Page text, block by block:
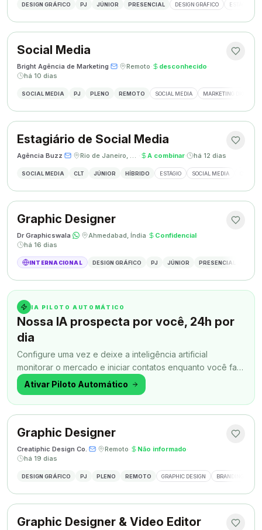
DESIGN GRÁFICO PJ JÚNIOR PRESENCIAL DESIGN GRÁFICO ESTÁGIO
Social Media
Bright Agência de Marketing· · Remoto· desconhecido·
há 10 dias
SOCIAL MEDIA PJ PLENO REMOTO SOCIAL MEDIA MARKETING DIGITAL
Estagiário de Social Media
Agência Buzz· · Rio de Janeiro, Brasil · A combinar· há 12 dias
SOCIAL MEDIA CLT JÚNIOR HÍBRIDO ESTÁGIO SOCIAL MEDIA
Graphic Designer
Dr Graphicswala· · Ahmedabad, Índia· Confidencial·
há 16 dias
INTERNACIONAL DESIGN GRÁFICO PJ JÚNIOR PRESENCIAL
IA PILOTO AUTOMÁTICO
Nossa IA prospecta por você, 24h por
dia
Configure uma vez e deixe a inteligência artificial
monitorar o mercado e iniciar contatos enquanto você faz
outra coisa.
Ativar Piloto Automático
Graphic Designer
Creatiphic Design Co.· · Remoto· Não informado·
há 19 dias
DESIGN GRÁFICO PJ PLENO REMOTO GRAPHIC DESIGN BRANDING
Graphic Designer & Video Editor